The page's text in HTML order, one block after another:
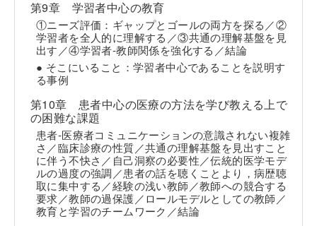
第9章 学習者中心の教育
①ニーズ評価：ギャップとゴールの両方を探る／②
学習者を全人的に理解する／③共通の理解基盤を見
出す／④学習者-教師関係を強化する／結論
● そこにいること：学習者中心であることを説明す
る事例
第10章 患者中心の医療の方法を学び教える上で
の困難な課題
患者-医療者コミュニケーションの意識されない複雑
さ／臨床診療の性質／共通の理解基盤を見出すこと
に伴う不快さ／自己洞察の必要性／伝統的医学モデ
ルの過度の強調／患者の話を聴くことより，病歴聴
取に集中する／経験の浅い教師／教師への競合する
要求／教師の過保護／ロールモデルとしての教師／
教育と学習のチームワーク／結論